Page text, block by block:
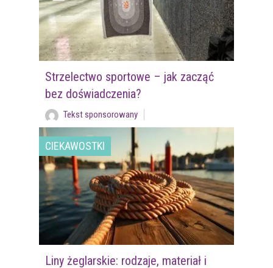
Strzelectwo sportowe – jak zacząć
bez doświadczenia?
Tekst sponsorowany
CIEKAWOSTKI
Liny żeglarskie: rodzaje, materiał i